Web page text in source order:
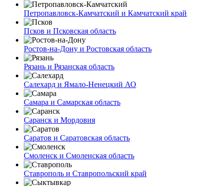
Петропавловск-Камчатский и Камчатский край
Псков и Псковская область
Ростов-на-Дону и Ростовская область
Рязань и Рязанская область
Салехард и Ямало-Ненецкий АО
Самара и Самарская область
Саранск и Мордовия
Саратов и Саратовская область
Смоленск и Смоленская область
Ставрополь и Ставропольский край